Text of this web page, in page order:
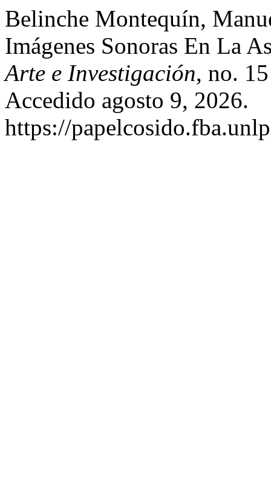
Belinche Montequín,
Imágenes Sonoras En La
Arte e Investigación, no.
Accedido agosto 9, 2026.
https://